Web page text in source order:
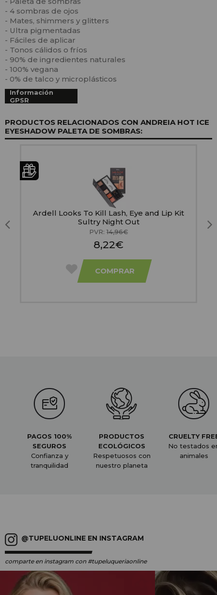
- 4 sombras de ojos
- Mates, shimmers y glitters
- Ultra pigmentadas
- Fáciles de aplicar
- Tonos cálidos o fríos
- 90% de ingredientes naturales
- 100% vegana
- 0% de talco y microplásticos
Información
GPSR
PRODUCTOS RELACIONADOS CON ANDREIA HOT ICE
EYESHADOW PALETA DE SOMBRAS:
Ardell Looks To Kill Lash, Eye and Lip Kit
Sultry Night Out
PVR: 14,96€
8,22€
COMPRAR
PAGOS 100%
SEGUROS
Confianza y
tranquilidad
PRODUCTOS
ECOLÓGICOS
Respetuosos con
nuestro planeta
CRUELTY
No testados
animales
@TUPELUONLINE EN INSTAGRAM
comparte en instagram con #tupeluqueriaonline